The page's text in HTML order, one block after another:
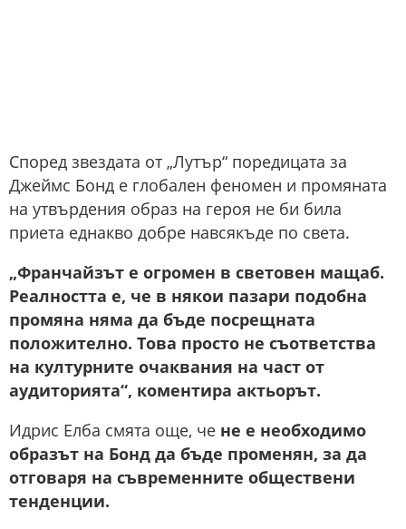
Според звездата от „Лутър“ поредицата за
Джеймс Бонд е глобален феномен и промяната
на утвърдения образ на героя не би била
приета еднакво добре навсякъде по света.
„Франчайзът е огромен в световен мащаб.
Реалността е, че в някои пазари подобна
промяна няма да бъде посрещната
положително. Това просто не съответства
на културните очаквания на част от
аудиторията“, коментира актьорът.
Идрис Елба смята още, че не е необходимо
образът на Бонд да бъде променян, за да
отговаря на съвременните обществени
тенденции.